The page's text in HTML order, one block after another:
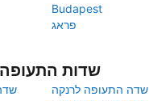
Budapest
פראג
שדות
שדה התעופה לרנקה